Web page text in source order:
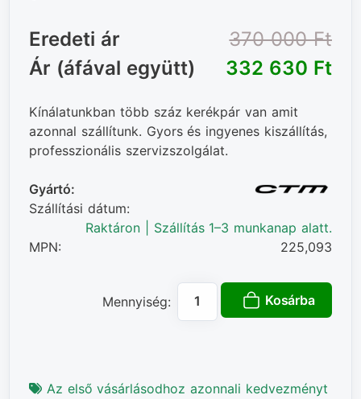
Eredeti ár
370 000 Ft‎
Ár (áfával együtt)
332 630 Ft‎
Kínálatunkban több száz kerékpár van amit
azonnal szállítunk. Gyors és ingyenes kiszállítás,
professzionális szervizszolgálat.
Gyártó:
Szállítási dátum:
Raktáron | Szállítás 1–3 munkanap alatt.
MPN:
225,093
Mennyiség: Kosárba
Az első vásárlásodhoz azonnali kedvezményt